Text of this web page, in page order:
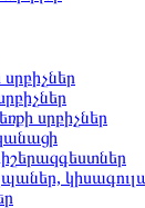
սրբիչներ